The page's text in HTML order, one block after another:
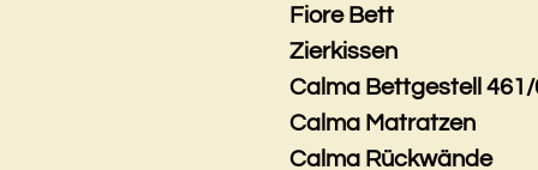
Fiore Bett
Zierkissen
Calma Bettgestell
Calma Matratzen
Calma Rückwände